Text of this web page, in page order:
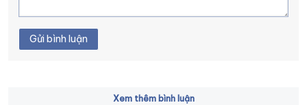
Gửi bình luận
Xem thêm bình luận